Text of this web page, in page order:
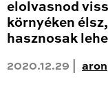
elolvasnod
környéken
hasznosak
2020.12.29 | aron